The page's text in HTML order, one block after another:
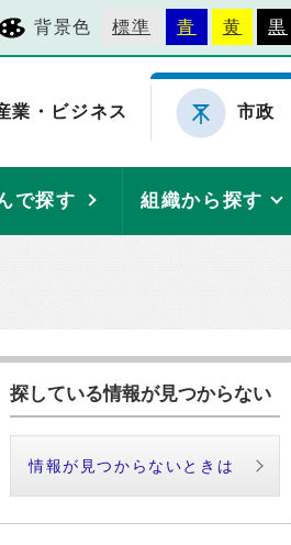
背景色 標準 青 黄 黒
業・ビジネス 市政
で探す 組織から探す
探している情報が見つからない
情報が見つからないときは